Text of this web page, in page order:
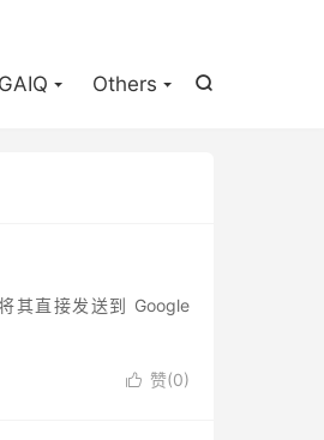

GAIQ Others
其直接发送到 Google
 赞(0)